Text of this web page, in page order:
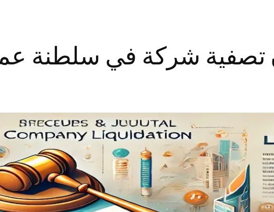
تصفية شركة في سلطنة